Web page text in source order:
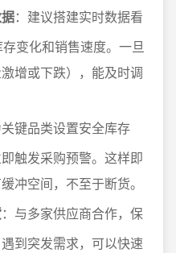
：建议搭建实时数据看
变化和销售速度。一旦
增或下跌），能及时调
关键品类设置安全库存
触发采购预警。这样即
冲空间，不至于断货。
：与多家供应商合作，保
到突发需求，可以快速